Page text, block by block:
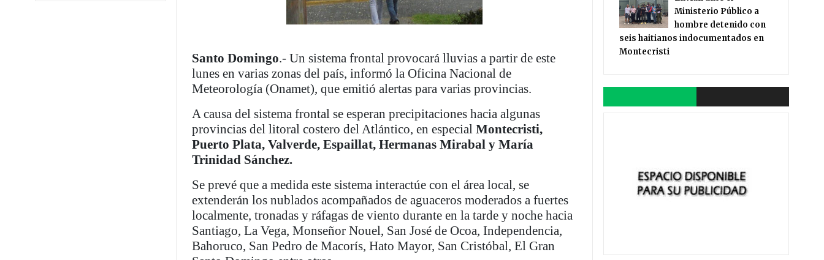
Santo Domingo.- Un sistema frontal provocará lluvias a partir de este
lunes en varias zonas del país, informó la Oficina Nacional de
Meteorología (Onamet), que emitió alertas para varias provincias.
A causa del sistema frontal se esperan precipitaciones hacia algunas
provincias del litoral costero del Atlántico, en especialMontecristi,
Puerto Plata, Valverde, Espaillat, Hermanas Mirabal y María
Trinidad Sánchez.
Se prevé que a medida este sistema interactúe con el área local, se
extenderán los nublados acompañados de aguaceros moderados a fuertes
localmente, tronadas y ráfagas de viento durante en la tarde y noche hacia
Santiago, La Vega, Monseñor Nouel, San José de Ocoa, Independencia,
Bahoruco, San Pedro de Macorís, Hato Mayor, San Cristóbal, El Gran
Ministerio Público a
hombre detenido con
seis haitianos indocumentados en
Montecristi